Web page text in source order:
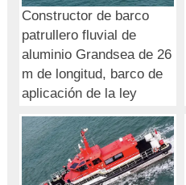
Constructor de barco
patrullero fluvial de
aluminio Grandsea de 26
m de longitud, barco de
aplicación de la ley